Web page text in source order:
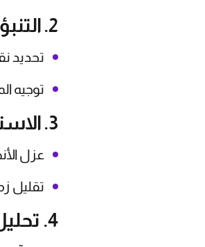
2. التنبؤ المسبق بمخاطر الاختراق
تحديد
توجيه
3. الاستجابة التلقائية للحوادث
عزل
تقليل
4. تحليل كميات هائلة من البيانات